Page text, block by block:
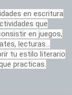
en escritura
que
en juegos,
lecturas…
tu estilo literario
practicas.